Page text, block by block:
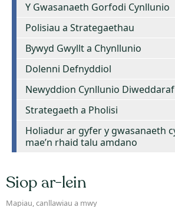
Y Gwasanaeth Gorfodi Cynllunio
Polisiau a Strategaethau
Bywyd Gwyllt a Chynllunio
Dolenni Defnyddiol
Newyddion Cynllunio Diweddaraf
Strategaeth a Pholisi
Holiadur ar gyfer y gwasanaeth
mae’n rhaid talu amdano
Siop ar-lein
Mapiau, canllawiau a mwy